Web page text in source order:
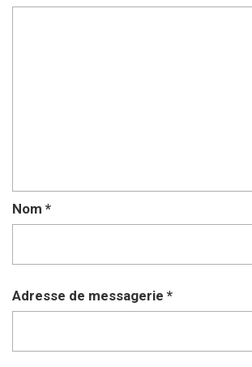
Nom *
Adresse de messagerie *